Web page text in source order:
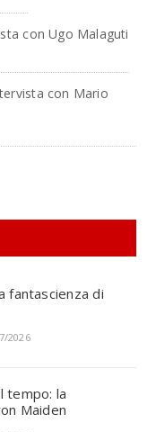
con Ugo Malaguti
con Mario
fantascienza di
2026
tempo: la
Maiden